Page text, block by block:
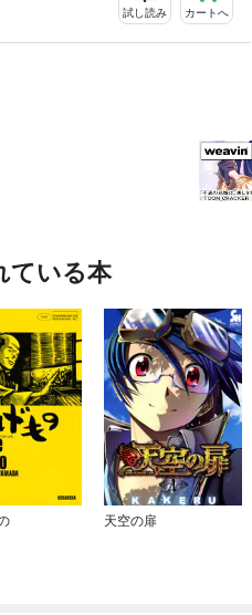
試し読み カートへ
ている本
天空の扉